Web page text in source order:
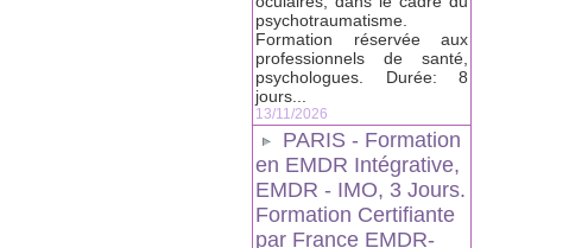
psychotraumatisme.
Formation réservée aux
professionnels de santé,
psychologues. Durée: 8
jours...
13/11/2026
PARIS - Formation
en EMDR Intégrative,
EMDR - IMO, 3 Jours.
Formation Certifiante
par France EMDR-